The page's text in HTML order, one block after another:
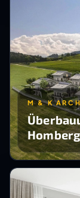
M & K